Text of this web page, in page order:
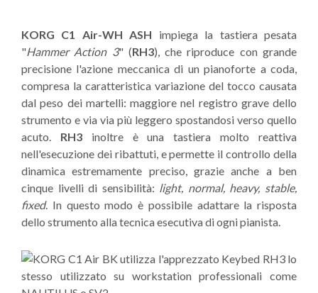
KORG C1 Air-WH ASH impiega la tastiera pesata
"Hammer Action 3" (RH3), che riproduce con grande
precisione l'azione meccanica di un pianoforte a coda,
compresa la caratteristica variazione del tocco causata
dal peso dei martelli: maggiore nel registro grave dello
strumento e via via più leggero spostandosi verso quello
acuto. RH3 inoltre è una tastiera molto reattiva
nell'esecuzione dei ribattuti, e permette il controllo della
dinamica estremamente preciso, grazie anche a ben
cinque livelli di sensibilità: light, normal, heavy, stable,
fixed. In questo modo è possibile adattare la risposta
dello strumento alla tecnica esecutiva di ogni pianista.